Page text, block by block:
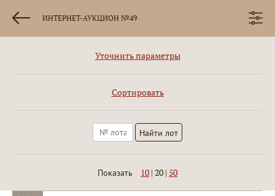
ИНТЕРНЕТ-АУКЦИОН №49
Уточнить параметры
Сортировать
Показать 10 | 20 | 50